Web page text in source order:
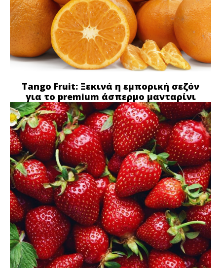
Tango Fruit: Ξεκινά η εμπορική σεζόν
για το premium άσπερμο μανταρίνι